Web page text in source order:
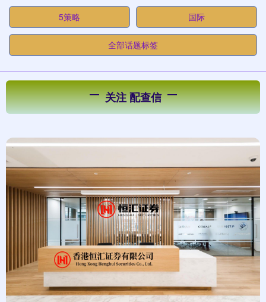
5策略 国际
全部话题标签
关注 配查信